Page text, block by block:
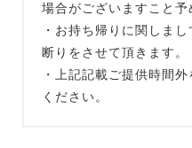
場合がございますこと予
・お持ち帰りに関しま
断りをさせて頂きます。
・上記記載ご提供時間
ください。